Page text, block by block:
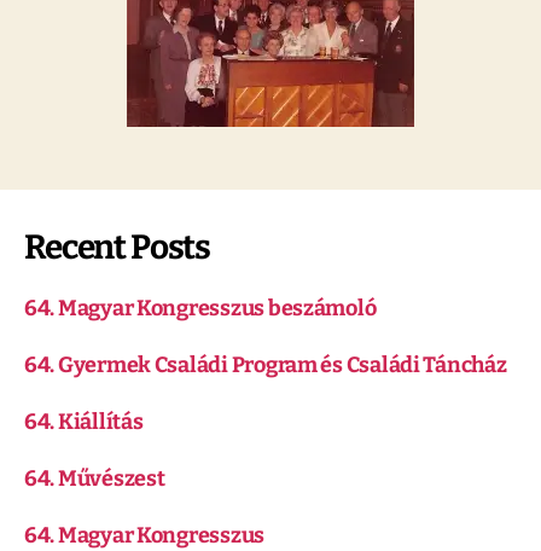
Recent Posts
64. Magyar Kongresszus beszámoló
64. Gyermek Családi Program és Családi Táncház
64. Kiállítás
64. Művészest
64. Magyar Kongresszus